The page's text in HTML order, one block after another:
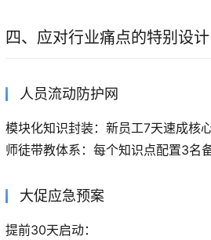
四、应对行业痛点的特别设计
人员流动防护网
模块化知识封装：新员工7天速成核
师徒带教体系：每个知识点配置3名
大促应急预案
提前30天启动：